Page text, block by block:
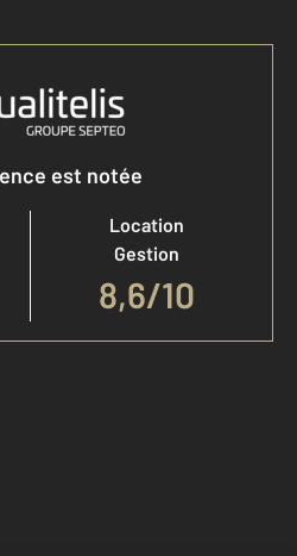
est notée
Location
Gestion
8,6/10